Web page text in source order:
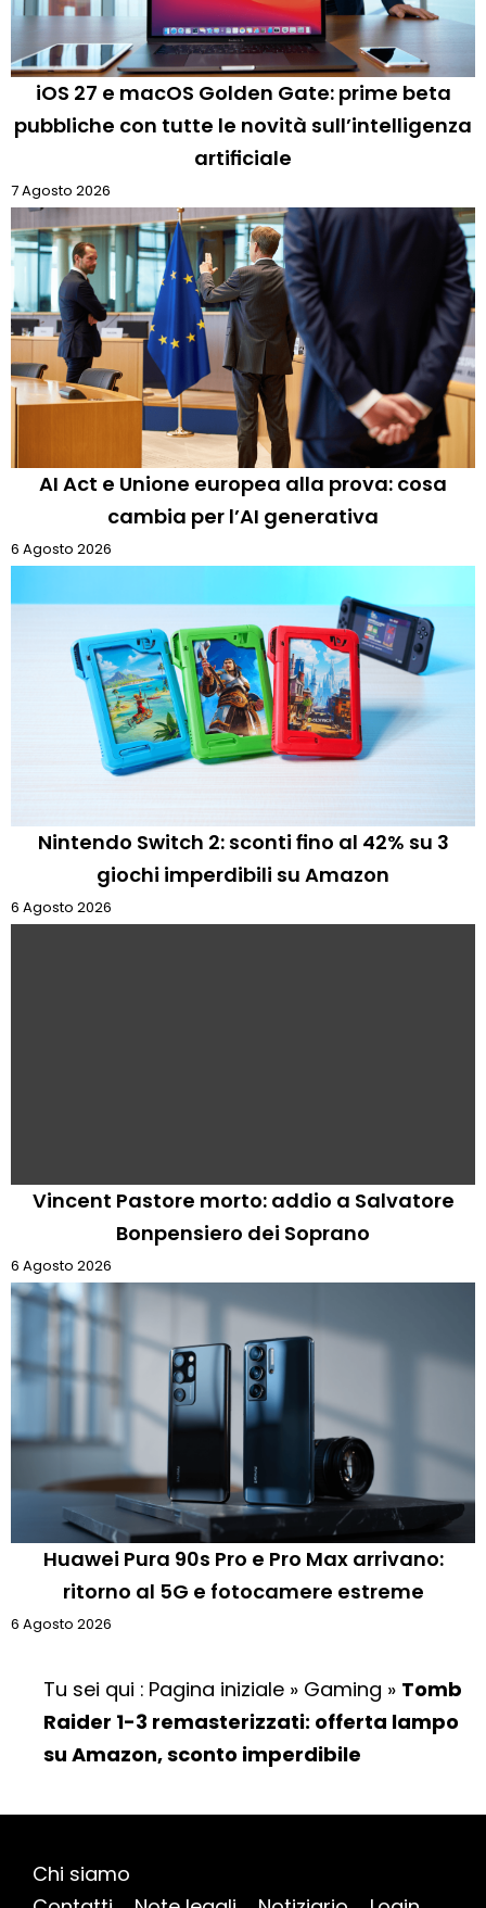
iOS 27 e macOS Golden Gate: prime beta
pubbliche con tutte le novità sull’intelligenza
artificiale
7 Agosto 2026
AI Act e Unione europea alla prova: cosa
cambia per l’AI generativa
6 Agosto 2026
Nintendo Switch 2: sconti fino al 42% su 3
giochi imperdibili su Amazon
6 Agosto 2026
Vincent Pastore morto: addio a Salvatore
Bonpensiero dei Soprano
6 Agosto 2026
Huawei Pura 90s Pro e Pro Max arrivano:
ritorno al 5G e fotocamere estreme
6 Agosto 2026
Tu sei qui : Pagina iniziale » Gaming » Tomb
Raider 1-3 remasterizzati: offerta lampo
su Amazon, sconto imperdibile
Chi siamo